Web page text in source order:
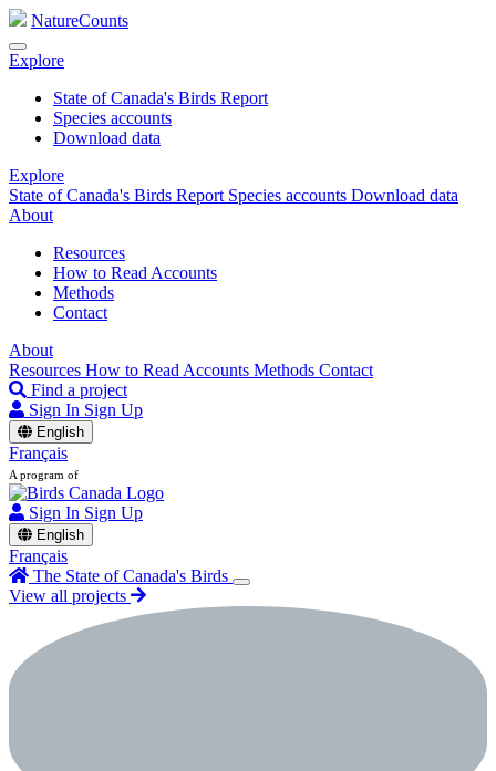
NatureCounts
Explore
State of Canada's Birds Report
Species accounts
Download data
Explore
State of Canada's Birds Report Species accounts Download data
About
Resources
How to Read Accounts
Methods
Contact
About
Resources How to Read Accounts Methods Contact
Find a project
Sign In Sign Up
English
Français
A program of
Sign In Sign Up
English
Français
The State of Canada's Birds
View all projects